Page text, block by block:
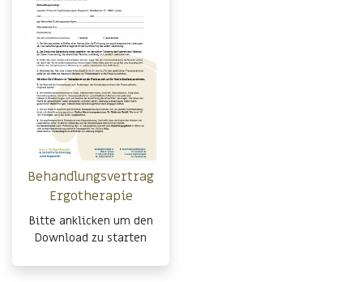
Behandlungsvertrag
Ergotherapie
Bitte anklicken um den
Download zu starten